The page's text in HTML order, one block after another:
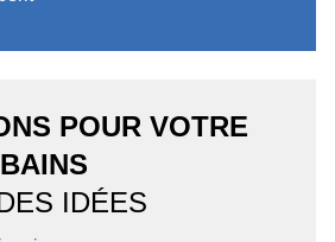
POUR VOTRE
IDÉES